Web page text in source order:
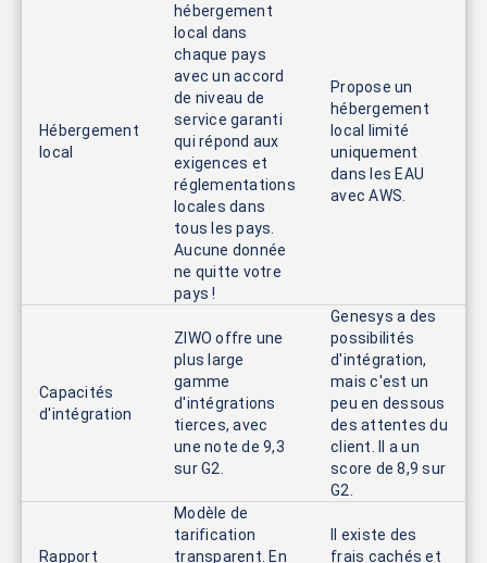
Hébergement
local
hébergement
local dans
chaque pays
avec un accord
de niveau de
service garanti
qui répond aux
exigences et
réglementations
locales dans
tous les pays.
Aucune donnée
ne quitte votre
pays !
Propose un
hébergement
local limité
uniquement
dans les EAU
avec AWS.
Capacités
d'intégration
ZIWO offre une
plus large
gamme
d'intégrations
tierces, avec
une note de 9,3
sur G2.
Genesys a des
possibilités
d'intégration,
mais c'est un
peu en dessous
des attentes du
client. Il a un
score de 8,9 sur
G2.
Rapport
Modèle de
tarification
transparent. En
Il existe des
frais cachés et